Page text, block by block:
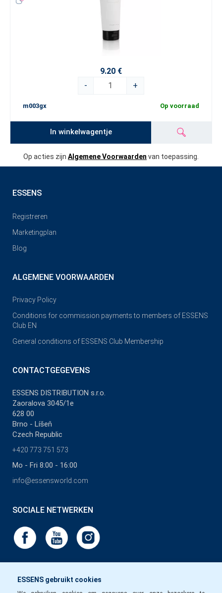
9.20 €
-
+
m003gx Op voorraad
In winkelwagentje
Op acties zijn Algemene Voorwaarden van toepassing.
ESSENS gebruikt cookies
ESSENS
Registreren
Marketingplan
Blog
ALGEMENE VOORWAARDEN
Privacy Policy
Conditions for commission payments to members of ESSENS
Club EN
General conditions of ESSENS Club Membership
CONTACTGEGEVENS
ESSENS DISTRIBUTION s.r.o.
Zaoralova 3045/1e
628 00
Brno - Líšeň
Czech Republic
+420 773 751 573
Mo - Fri 8:00 - 16:00
info@essensworld.com
SOCIALE NETWERKEN